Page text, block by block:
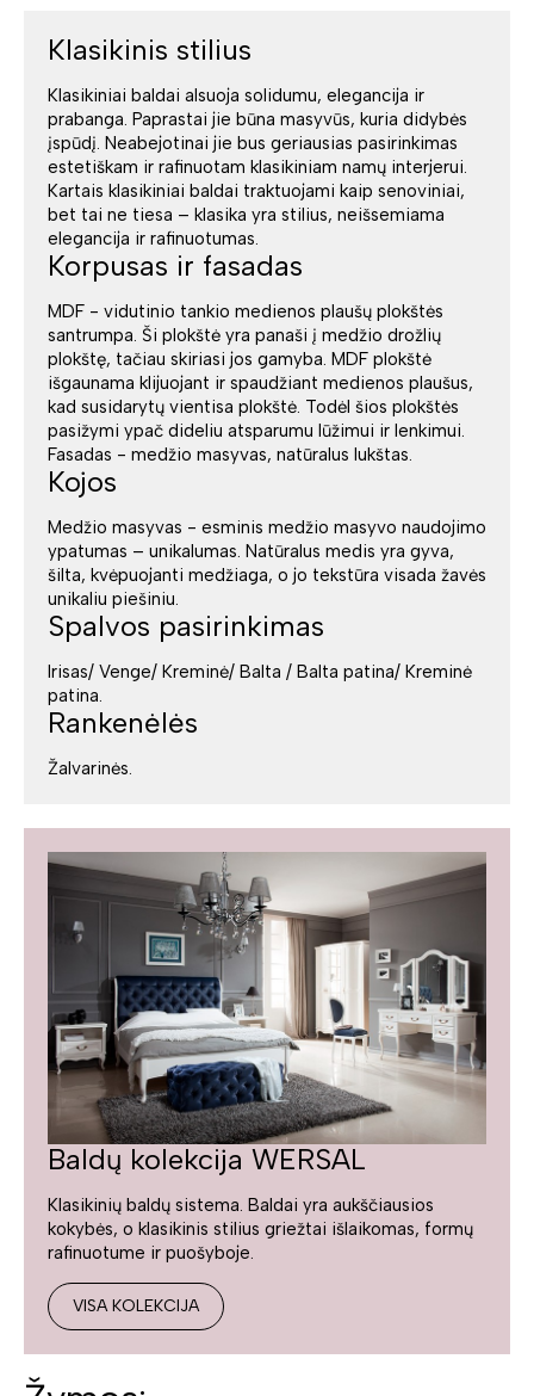
Klasikinis stilius
Klasikiniai baldai alsuoja solidumu, elegancija ir
prabanga. Paprastai jie būna masyvūs, kuria didybės
įspūdį. Neabejotinai jie bus geriausias pasirinkimas
estetiškam ir rafinuotam klasikiniam namų interjerui.
Kartais klasikiniai baldai traktuojami kaip senoviniai,
bet tai ne tiesa – klasika yra stilius, neišsemiama
elegancija ir rafinuotumas.
Korpusas ir fasadas
MDF - vidutinio tankio medienos plaušų plokštės
santrumpa. Ši plokštė yra panaši į medžio drožlių
plokštę, tačiau skiriasi jos gamyba. MDF plokštė
išgaunama klijuojant ir spaudžiant medienos plaušus,
kad susidarytų vientisa plokštė. Todėl šios plokštės
pasižymi ypač dideliu atsparumu lūžimui ir lenkimui.
Fasadas - medžio masyvas, natūralus lukštas.
Kojos
Medžio masyvas - esminis medžio masyvo naudojimo
ypatumas – unikalumas. Natūralus medis yra gyva,
šilta, kvėpuojanti medžiaga, o jo tekstūra visada žavės
unikaliu piešiniu.
Spalvos pasirinkimas
Irisas/ Venge/ Kreminė/ Balta / Balta patina/ Kreminė
patina.
Rankenėlės
Žalvarinės.
Baldų kolekcija WERSAL
Klasikinių baldų sistema. Baldai yra aukščiausios
kokybės, o klasikinis stilius griežtai išlaikomas, formų
rafinuotume ir puošyboje.
VISA KOLEKCIJA